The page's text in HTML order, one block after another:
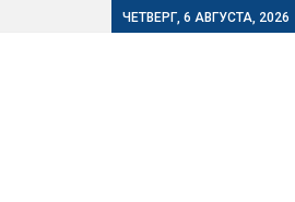
ЧЕТВЕРГ, 6 АВГУСТА, 2026